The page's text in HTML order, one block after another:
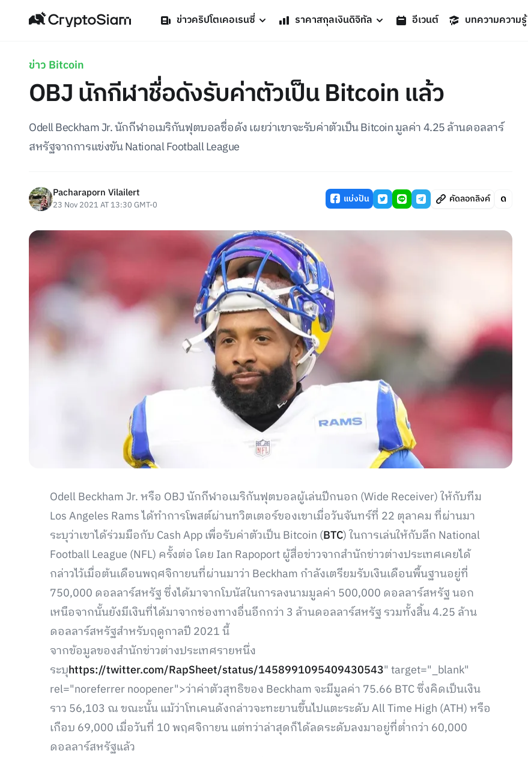
ข่าวคริปโตเคอเรนซี่ ราคาสกุลเงินดิจิทัล อีเวนต์ บทความความรู้
ข่าว Bitcoin
OBJ นักกีฬาชื่อดังรับค่าตัวเป็น Bitcoin แล้ว
Odell Beckham Jr. นักกีฬาอเมริกันฟุตบอลชื่อดัง เผยว่าเขาจะรับค่าตัวเป็น Bitcoin มูลค่า 4.25 ล้านดอลลาร์
สหรัฐจากการแข่งขัน National Football League
Pacharaporn Vilailert
23 Nov 2021 AT 13:30 GMT-0 แบ่งปัน คัดลอกลิงค์
Odell Beckham Jr. หรือ OBJ นักกีฬาอเมริกันฟุตบอลผู้เล่นปีกนอก (Wide Receiver) ให้กับทีม
Los Angeles Rams ได้ทำการโพสต์ผ่านทวิตเตอร์ของเขาเมื่อวันจันทร์ที่ 22 ตุลาคม ที่ผ่านมา
ระบุว่าเขาได้ร่วมมือกับ Cash App เพื่อรับค่าตัวเป็น Bitcoin (BTC) ในการเล่นให้กับลีก National
Football League (NFL) ครั้งต่อ โดย Ian Rapoport ผู้สื่อข่าวจากสำนักข่าวต่างประเทศเคยได้
กล่าวไว้เมื่อต้นเดือนพฤศจิกายนที่ผ่านมาว่า Beckham กำลังเตรียมรับเงินเดือนพื้นฐานอยู่ที่
750,000 ดอลลาร์สหรัฐ ซึ่งได้มาจากโบนัสในการลงนามมูลค่า 500,000 ดอลลาร์สหรัฐ นอก
เหนือจากนั้นยังมีเงินที่ได้มาจากช่องทางอื่นอีกกว่า 3 ล้านดอลลาร์สหรัฐ รวมทั้งสิ้น 4.25 ล้าน
ดอลลาร์สหรัฐสำหรับฤดูกาลปี 2021 นี้
จากข้อมูลของสำนักข่าวต่างประเทศรายหนึ่ง
ระบุhttps://twitter.com/RapSheet/status/1458991095409430543" target="_blank"
rel="noreferrer noopener">ว่าค่าตัวสุทธิของ Beckham จะมีมูลค่า 75.66 BTC ซึ่งคิดเป็นเงิน
ราว 56,103 ณ ขณะนั้น แม้ว่าโทเคนดังกล่าวจะทะยานขึ้นไปแตะระดับ All Time High (ATH) หรือ
เกือบ 69,000 เมื่อวันที่ 10 พฤศจิกายน แต่ทว่าล่าสุดก็ได้ลดระดับลงมาอยู่ที่ต่ำกว่า 60,000
ดอลลาร์สหรัฐแล้ว